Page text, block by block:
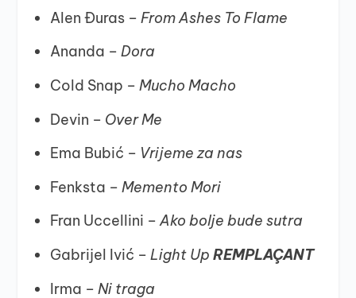
Alen Đuras – From Ashes To Flame
⁠Ananda – Dora
⁠Cold Snap – Mucho Macho
⁠Devin – Over Me
⁠Ema Bubić – Vrijeme za nas
⁠Fenksta – Memento Mori
⁠Fran Uccellini –Ako bolje bude sutra
Gabrijel Ivić – Light Up REMPLAÇANT
⁠Irma – Ni traga